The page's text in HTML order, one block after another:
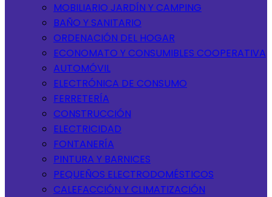
MOBILIARIO JARDÍN Y CAMPING
BAÑO Y SANITARIO
ORDENACIÓN DEL HOGAR
ECONOMATO Y CONSUMIBLES COOPERATIVA
AUTOMÓVIL
ELECTRÓNICA DE CONSUMO
FERRETERÍA
CONSTRUCCIÓN
ELECTRICIDAD
FONTANERÍA
PINTURA Y BARNICES
PEQUEÑOS ELECTRODOMÉSTICOS
CALEFACCIÓN Y CLIMATIZACIÓN